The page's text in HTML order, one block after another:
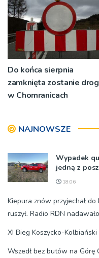
Do końca sierpnia
zamknięta zostanie
w Chomranicach
NAJNOWSZE
Wypadek
jedną z
18:06
Kiepura znów przyjechał
ruszył. Radio RDN
XI Bieg Koszycko-
Wszedł bez butów na Górę